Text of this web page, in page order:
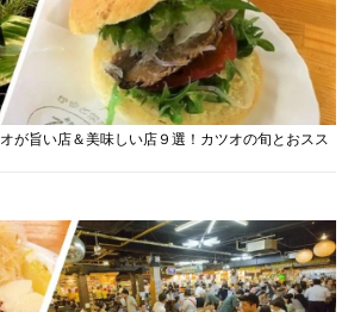
が旨い店＆美味しい店９選！カツオの旬とおスス